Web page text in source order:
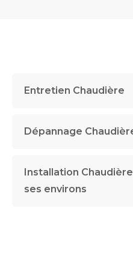
Entretien Chaudière
Dépannage
Installation
ses environs